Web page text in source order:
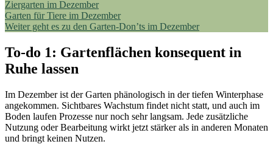
Ziergarten im Dezember
Garten für Tiere im Dezember
Weiter geht es zu den Garten-Don’ts im Dezember
To-do 1: Gartenflächen konsequent in
Ruhe lassen
Im Dezember ist der Garten phänologisch in der tiefen Winterphase
angekommen. Sichtbares Wachstum findet nicht statt, und auch im
Boden laufen Prozesse nur noch sehr langsam. Jede zusätzliche
Nutzung oder Bearbeitung wirkt jetzt stärker als in anderen Monaten
und bringt keinen Nutzen.